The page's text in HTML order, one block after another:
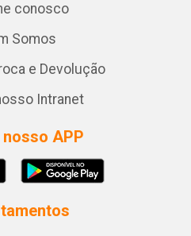
conosco
Somos
e Devolução
Intranet
nosso APP